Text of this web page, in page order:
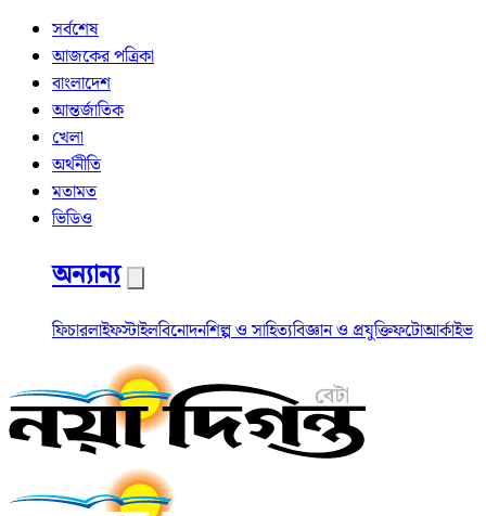
সর্বশেষ
আজকের পত্রিকা
বাংলাদেশ
আন্তর্জাতিক
খেলা
অর্থনীতি
মতামত
ভিডিও
অন্যান্য
ফিচারলাইফস্টাইলবিনোদনশিল্প ও সাহিত্যবিজ্ঞান ও প্রযুক্তিফটোআর্কাইভ